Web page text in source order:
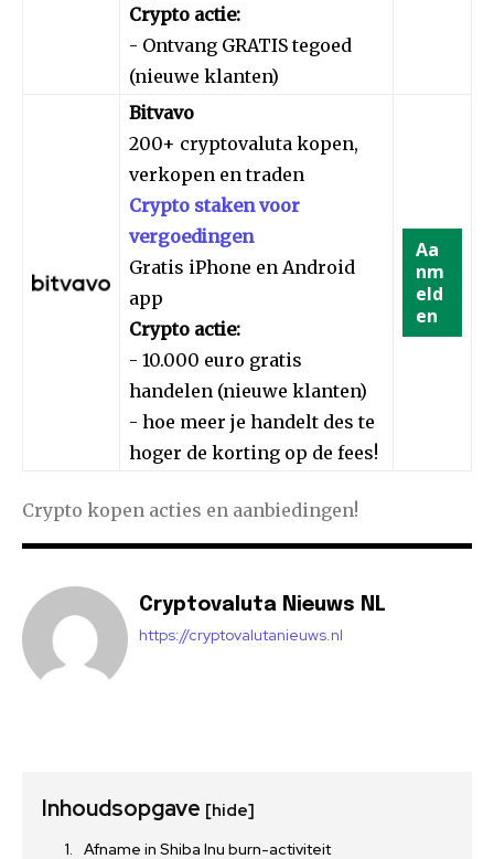
Crypto actie:
- Ontvang GRATIS tegoed
(nieuwe klanten)
Bitvavo
200+ cryptovaluta kopen,
verkopen en traden
Crypto staken voor
vergoedingen
Gratis iPhone en Android
app
Crypto actie:
- 10.000 euro gratis
handelen (nieuwe klanten)
- hoe meer je handelt des te
hoger de korting op de fees!
Aa
nm
eld
en
Crypto kopen acties en aanbiedingen!
Cryptovaluta Nieuws NL
https://cryptovalutanieuws.nl
Inhoudsopgave [hide]
Afname in Shiba Inu burn-activiteit